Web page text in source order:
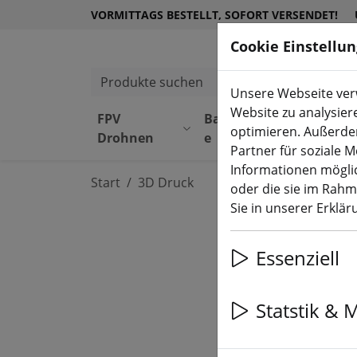
VORMITTAGS BESTELLT, SOFORT VERSENDET!
Produkte suchen
FPV
Drohnen
Bauteil
e
Equipmen
t
Start 3D Druck
Cookie
Unsere Webseite
Website zu
optimieren.
Partner für soziale
Informationen
oder die sie im
Sie in unserer
Essenziell
Statstik &